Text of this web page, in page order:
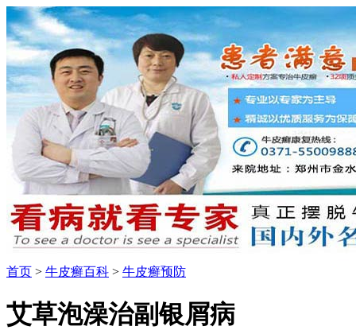
首页 > 牛皮癣百科 > 牛皮癣预防
艾草泡澡治副银屑病